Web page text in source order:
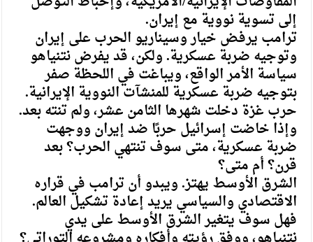
إلى تسوية نووية مع إيران.
ترامب يرفض خيار وسيناريو الحرب على إيران
وتوجيه ضربة عسكرية. ولكن، قد يفرض نتنياهو
سياسة الأمر الواقع، ويباغت في اللحظة صفر
بتوجيه ضربة عسكرية للمنشآت النووية الإيرانية.
حرب غزة دخلت شهرها الثامن عشر، ولم تنته بعد.
وإذا خاضت إسرائيل حربًا ضد إيران ووجهت
ضربة عسكرية، متى سوف تنتهي الحرب؟ بعد
قرن؟ أم متى؟
الشرق الأوسط يهتز. ويبدو أن ترامب في قراره
الاقتصادي والسياسي يريد إعادة تشكيل العالم.
فهل سوف يتغير الشرق الأوسط على يدي